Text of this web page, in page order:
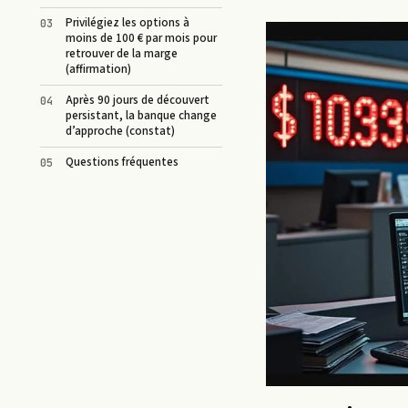
Privilégiez les options à
moins de 100 € par mois pour
retrouver de la marge
(affirmation)
Après 90 jours de découvert
persistant, la banque change
d’approche (constat)
Questions fréquentes